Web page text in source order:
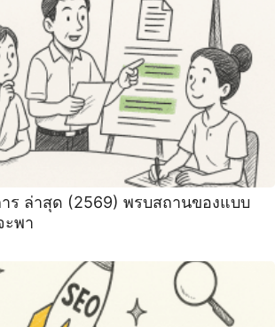
ร ล่าสุด (2569) พรบสถานของแบบ
ะพา